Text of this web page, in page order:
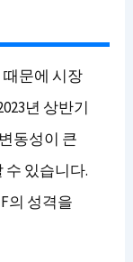
문에 시장
년 상반기
동성이 큰
수 있습니다.
의 성격을